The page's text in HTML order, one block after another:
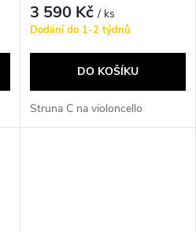
3 590 Kč/ ks
Dodání do 1-2 týdnů
DO KOŠÍKU
Struna C na violoncello